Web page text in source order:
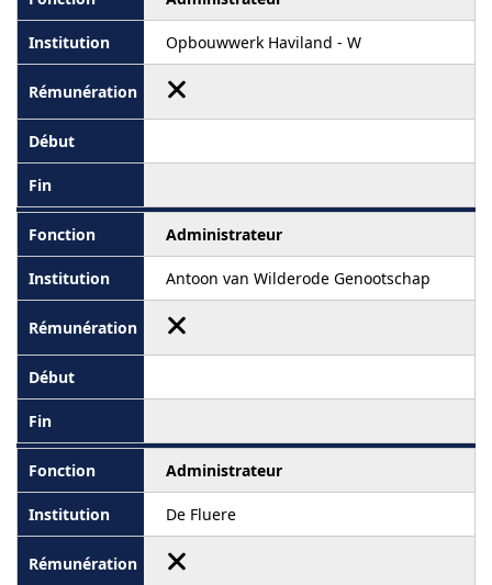
Opbouwwerk Haviland - W
Administrateur
Antoon van Wilderode Genootschap
Administrateur
De Fluere